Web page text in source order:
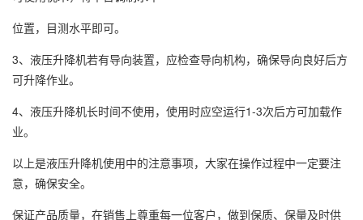
位置，目测水平即可。
3、液压升降机若有导向装置，应检查导向机构，确保导向良好后方
可升降作业。
4、液压升降机长时间不使用，使用时应空运行1-3次后方可加载作
业。
以上是液压升降机使用中的注意事项，大家在操作过程中一定要注
意，确保安全。
保证产品质量，在销售上尊重每一位客户，做到保质、保量及时供